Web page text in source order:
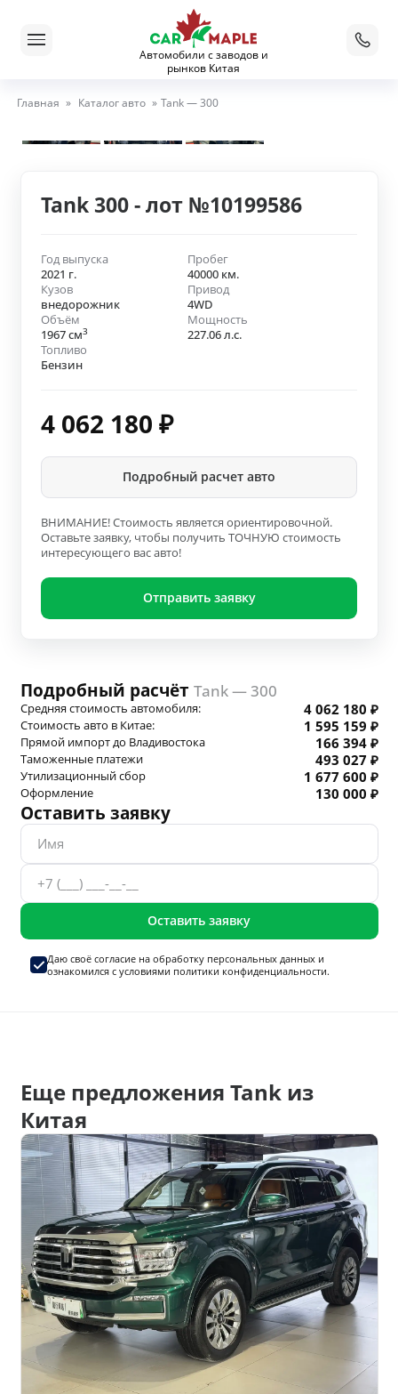
Автомобили с заводов и
рынков Китая
Главная » Каталог авто » Tank — 300
Tank 300 - лот №10199586
Год выпуска
2021 г.
Пробег
40000 км.
Кузов
внедорожник
Привод
4WD
Объём
1967 см3
Мощность
227.06 л.с.
Топливо
Бензин
4 062 180 ₽
Подробный расчет авто
ВНИМАНИЕ! Стоимость является ориентировочной.
Оставьте заявку, чтобы получить ТОЧНУЮ стоимость
интересующего вас авто!
Отправить заявку
Подробный расчёт Tank — 300
Средняя стоимость автомобиля: 4 062 180 ₽
Стоимость авто в Китае: 1 595 159 ₽
Прямой импорт до Владивостока 166 394 ₽
Таможенные платежи 493 027 ₽
Утилизационный сбор 1 677 600 ₽
Оформление 130 000 ₽
Оставить заявку
Оставить заявку
Даю своё согласие на обработку персональных данныхи
ознакомился с условиями политики конфиденциальности.
Еще предложения Tank из
Китая